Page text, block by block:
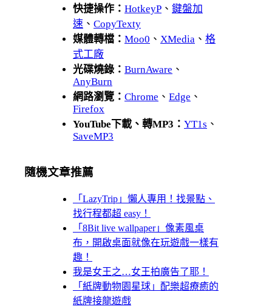
快捷操作： HotkeyP 、 鍵盤加
速 、 CopyTexty
媒體轉檔： Moo0 、 XMedia 、 格
式工廠
光碟燒錄： BurnAware 、
AnyBurn
網路瀏覽： Chrome 、 Edge 、
Firefox
YouTube下載、轉MP3： YT1s 、
SaveMP3
隨機文章推薦
「LazyTrip」懶人專用！找景點、
找行程都超 easy！
「8Bit live wallpaper」像素風桌
布，開啟桌面就像在玩遊戲一樣有
趣！
我是女王之…女王拍廣告了耶！
「紙牌動物園星球」配樂超療癒的
紙牌接龍遊戲